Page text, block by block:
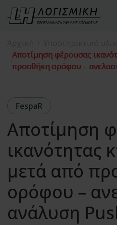
Αποτίμηση φέρουσας
προσθήκη ορόφου –
FespaR
Αποτίμηση
ικανότητας
μετά από
ορόφου –
ανάλυση